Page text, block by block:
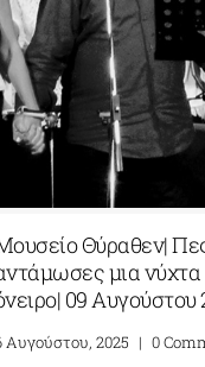
Θύραθεν|
μια νύχτα
09 Aυγούστου
Αυγούστου, 2025 | 0